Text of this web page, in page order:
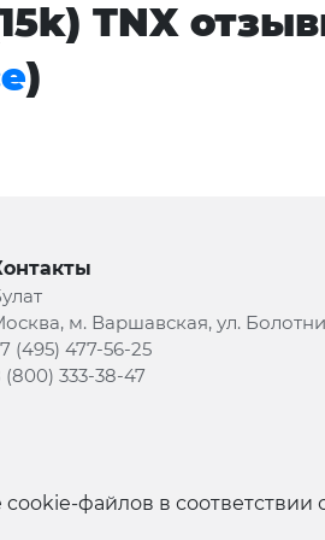
TNX
)
м. Варшавская, ул.
(495) 477-56-25
(800) 333-38-47
файлов в соответствии